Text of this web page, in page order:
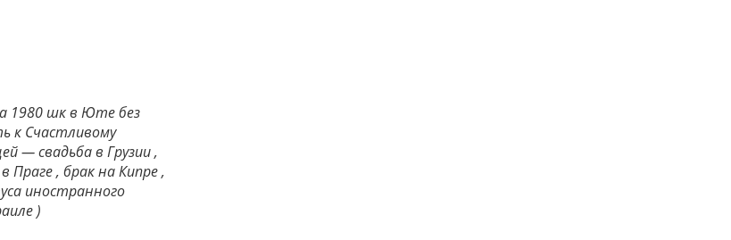
1980 шк в Юте без
к Счастливому
— свадьба в Грузии ,
Праге , брак на Кипре ,
иностранного
)